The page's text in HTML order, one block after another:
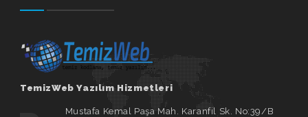
TemizWeb Yazılım Hizmetleri
Mustafa Kemal Paşa Mah. Karanfil Sk. No:39/B